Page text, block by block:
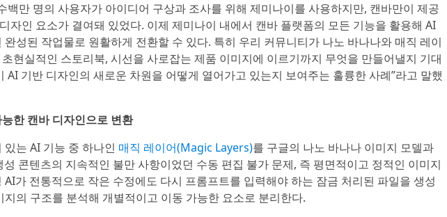
백만 명의 사용자가 아이디어 구상과 조사를 위해 제미나이를 사용하지만, 캔바만이 제공
자인 요소가 결여돼 있었다. 이제 제미나이 내에서 캔바 플랫폼의 모든 기능을 활용해 AI
성된 작업물로 원활하게 전환할 수 있다. 특히 우리 커뮤니티가 나노 바나나와 매직 레이
현실적인 스토리북, 시선을 사로잡는 제품 이미지에 이르기까지 무엇을 만들어낼지 기대
AI 기반 디자인의 새로운 차원을 어떻게 열어가고 있는지 보여주는 훌륭한 사례”라고 말했
한 캔바 디자인으로 변환
는 AI 기능 중 하나인 매직 레이어(Magic Layers)를 구글의 나노 바나나 이미지 모델과
콘텐츠의 지속적인 불만 사항이었던 수동 편집 불가 문제, 즉 평면적이고 정적인 이미지
가 전통적으로 작은 수정에도 다시 프롬프트를 입력해야 하는 잠금 처리된 파일을 생성
의 구조를 분석해 개별적이고 이동 가능한 요소로 분리한다.